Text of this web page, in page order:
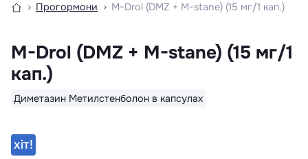
Прогормони M-Drol (DMZ + M-stane) (15 мг/1 кап.)
M-Drol (DMZ + M-stane) (15 мг/1
кап.)
Диметазин Метилстенболон в капсулах
хiт!